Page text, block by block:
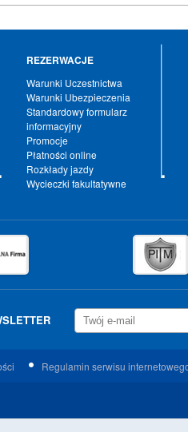
REZERWACJE
Warunki Uczestnictwa
Warunki Ubezpieczenia
Standardowy formularz
informacyjny
Promocje
Płatności online
Rozkłady jazdy
Wycieczki fakultatywne
Regulamin serwisu